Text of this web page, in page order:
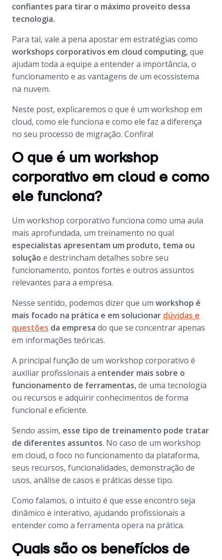
confiantes para tirar o máximo proveito dessa
tecnologia.
Para tal, vale a pena apostar em estratégias como
workshops corporativos em cloud computing,que
ajudam toda a equipe a entender a importância, o
funcionamento e as vantagens de um ecossistema
na nuvem.
Neste post, explicaremos o que é um workshop em
cloud, como ele funciona e como ele faz a diferença
no seu processo de migração. Confira!
O que é um workshop
corporativo em cloud e como
ele funciona?
Um workshop corporativo funciona como uma aula
mais aprofundada, um treinamento no qual
especialistas apresentam um produto, tema ou
solução e destrincham detalhes sobre seu
funcionamento, pontos fortes e outros assuntos
relevantes para a empresa.
Nesse sentido, podemos dizer que um workshop é
mais focado na prática e em solucionar dúvidas e
questões da empresa do que se concentrar apenas
em informações teóricas.
A principal função de um workshop corporativo é
auxiliar profissionais a entender mais sobre o
funcionamento de ferramentas,de uma tecnologia
ou recursos e adquirir conhecimentos de forma
funcional e eficiente.
Sendo assim, esse tipo de treinamento pode tratar
de diferentes assuntos. No caso de um workshop
em cloud, o foco no funcionamento da plataforma,
seus recursos, funcionalidades, demonstração de
usos, análise de casos e práticas desse tipo.
Como falamos, o intuito é que esse encontro seja
dinâmico e interativo, ajudando profissionais a
entender como a ferramenta opera na prática.
Quais são os benefícios de